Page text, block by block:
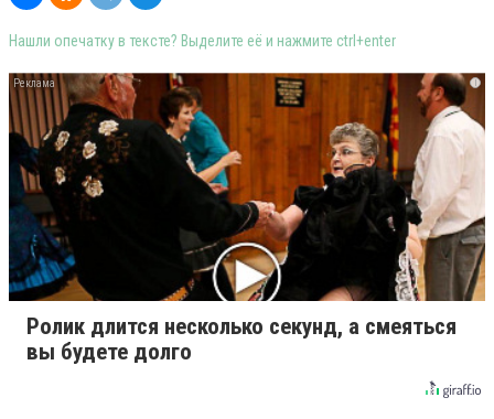
Нашли опечатку в тексте? Выделите её и нажмите ctrl+enter
i
Ролик длится несколько секунд, а смеяться
вы будете долго